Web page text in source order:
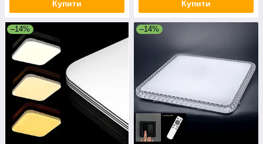
Купити Купити
–14% –14%